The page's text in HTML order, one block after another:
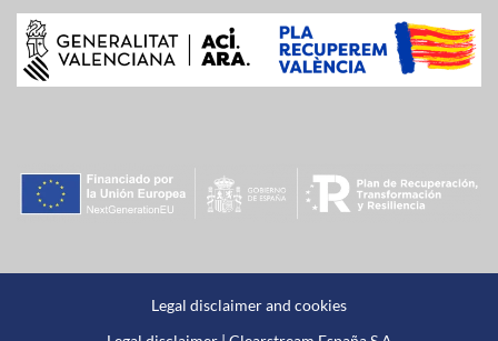
Legal disclaimer and cookies